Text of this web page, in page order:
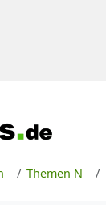
Themen N